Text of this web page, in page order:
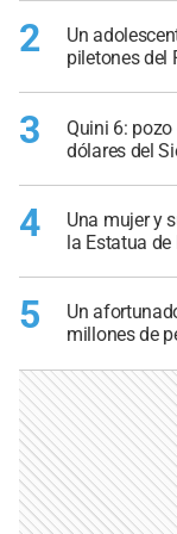
2
Un
piletones del
3
Quini 6:
dólares del
4
Una mujer y
la Estatua
5
Un
millones de